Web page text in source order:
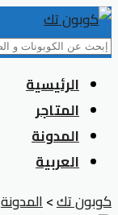
Skip
content
الرئيسية
المتاجر
المدونة
العربية
كوبون تك>المدونة